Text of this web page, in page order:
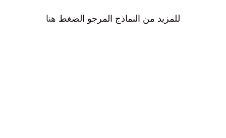
للمزيد من النماذج المرجو الضغط هنا